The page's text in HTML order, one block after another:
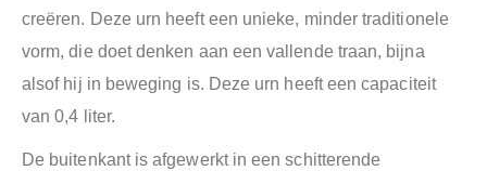
creëren. Deze urn heeft een unieke, minder traditionele
vorm, die doet denken aan een vallende traan, bijna
alsof hij in beweging is. Deze urn heeft een capaciteit
van 0,4 liter.
De buitenkant is afgewerkt in een schitterende